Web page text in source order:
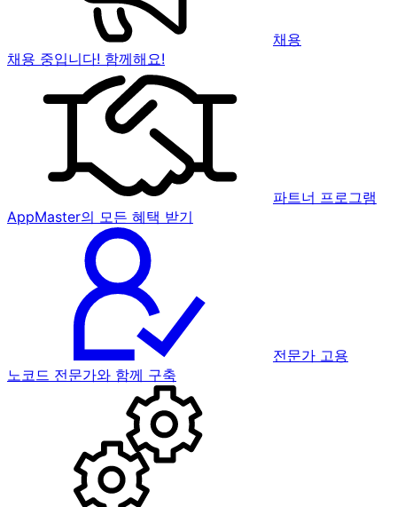
채용
채용 중입니다! 함께해요!
파트너 프로그램
AppMaster의 모든 혜택 받기
전문가 고용
노코드 전문가와 함께 구축